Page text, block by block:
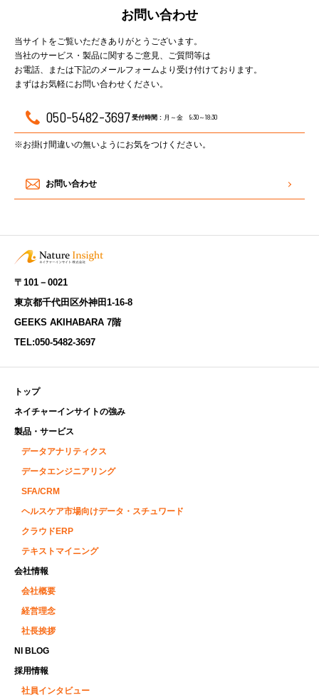
お問い合わせ
当サイトをご覧いただきありがとうございます。
当社のサービス・製品に関するご意見、ご質問等は
お電話、または下記のメールフォームより受け付けております。
まずはお気軽にお問い合わせください。
050-5482-3697 受付時間 : 月～金 9:30～18:30
※お掛け間違いの無いようにお気をつけください。
お問い合わせ
〒101－0021
東京都千代田区外神田1-16-8
GEEKS AKIHABARA 7階
TEL:050-5482-3697
トップ
ネイチャーインサイトの強み
製品・サービス
データアナリティクス
データエンジニアリング
SFA/CRM
ヘルスケア市場向けデータ・スチュワード
クラウドERP
テキストマイニング
会社情報
会社概要
経営理念
社長挨拶
NI BLOG
採用情報
社員インタビュー